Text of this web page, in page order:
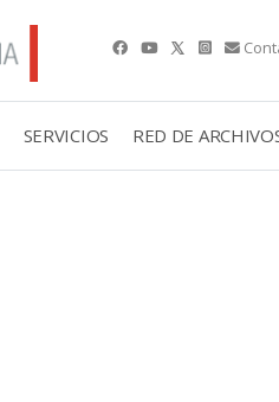
SERVICIOS RED DE